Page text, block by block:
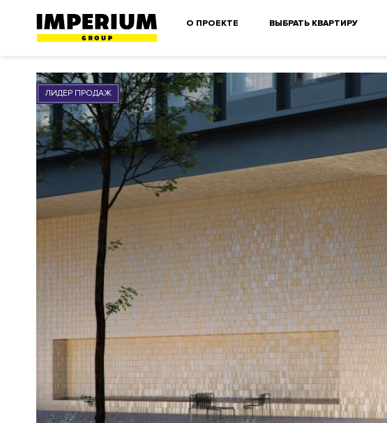
О ПРОЕКТЕ ВЫБРАТЬ КВАРТИРУ
ЛИДЕР ПРОДАЖ